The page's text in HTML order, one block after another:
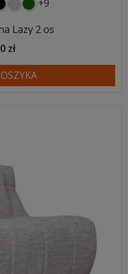
jasnoszary
butelkowa zieleń
+9
Lazy 2 os
zł